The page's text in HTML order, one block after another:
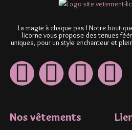
La magie à chaque pas ! Notre
licorne vous propose des tenues
uniques, pour un style enchanteur et
Nos vêtements